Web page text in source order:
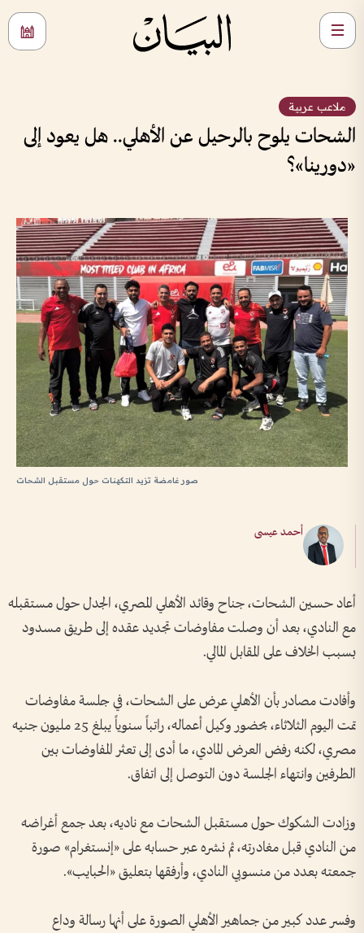
ملاعب عربية
الشحات يلوح بالرحيل عن الأهلي.. هل يعود إلى
«دورينا»؟
صور غامضة تزيد التكهنات حول مستقبل الشحات
أحمد عيسى
أعاد حسين الشحات، جناح وقائد الأهلي المصري، الجدل حول مستقبله
مع النادي، بعد أن وصلت مفاوضات تجديد عقده إلى طريق مسدود
بسبب الخلاف على المقابل المالي.
وأفادت مصادر بأن الأهلي عرض على الشحات، في جلسة مفاوضات
تمت اليوم الثلاثاء، بحضور وكيل أعماله، راتباً سنوياً يبلغ 25 مليون جنيه
مصري، لكنه رفض العرض المادي، ما أدى إلى تعثر المفاوضات بين
الطرفين وانتهاء الجلسة دون التوصل إلى اتفاق.
وزادت الشكوك حول مستقبل الشحات مع ناديه، بعد جمع أغراضه
من النادي قبل مغادرته، ثم نشره عبر حسابه على «إنستغرام» صورة
جمعته بعدد من منسوبي النادي، وأرفقها بتعليق «الحبايب».
وفسر عدد كبير من جماهير الأهلي الصورة على أنها رسالة وداع